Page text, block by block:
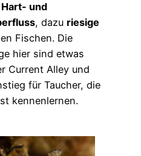
Hart- und
, dazu riesige
Fischen. Die
hier sind etwas
Current Alley und
für Taucher, die
kennenlernen.